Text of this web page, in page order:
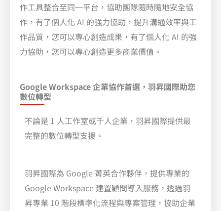
作工具整合至同一平台，協助團隊隨時隨地安全協
作，有了個人化 AI 的強力協助，提升溝通效率與工
作品質，您可以專心創造成果，有了個人化 AI 的強
力協助，您可以專心創造更多商業價值。
Google Workspace 企業協作首選，羽昇國際助您
數位轉型
不論是 1 人工作室或千人企業，羽昇國際提供最
完整的數位轉型支援。​
羽昇國際為 Google 菁英合作夥伴，提供專業的
Google Workspace 建置顧問導入服務，透過羽
昇專業 10 階段標準化流程與專案管理，協助企業